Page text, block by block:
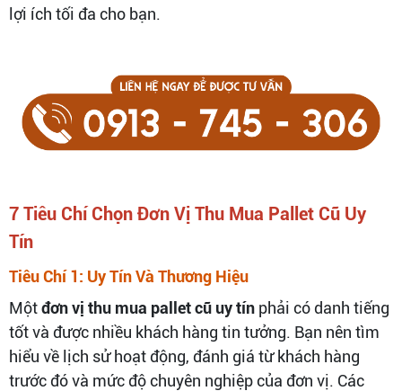
lợi ích tối đa cho bạn.
7 Tiêu Chí Chọn Đơn Vị Thu Mua Pallet Cũ Uy
Tín
Tiêu Chí 1: Uy Tín Và Thương Hiệu
Mộtđơn vị thu mua pallet cũ uy tín phải có danh tiếng
tốt và được nhiều khách hàng tin tưởng. Bạn nên tìm
hiểu về lịch sử hoạt động, đánh giá từ khách hàng
trước đó và mức độ chuyên nghiệp của đơn vị. Các